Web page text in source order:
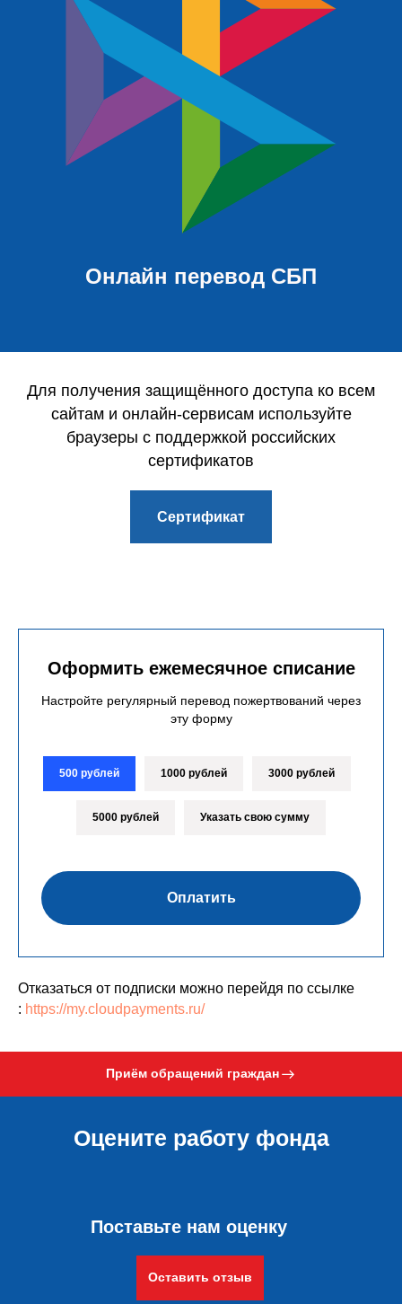
Онлайн перевод СБП
Для получения защищённого доступа ко всем
сайтам и онлайн-сервисам используйте
браузеры с поддержкой российских
сертификатов
Сертификат
Оформить ежемесячное списание
Настройте регулярный перевод пожертвований через
эту форму
500 рублей 1000 рублей 3000 рублей
5000 рублей Указать свою сумму
Оплатить
Отказаться от подписки можно перейдя по ссылке
: https://my.cloudpayments.ru/
Приём обращений граждан
Оставить отзыв
Поставьте нам оценку
Оцените работу фонда